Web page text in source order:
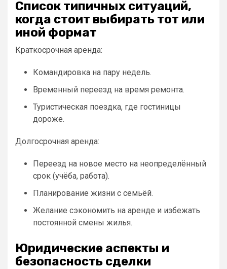
Список типичных ситуаций,
когда стоит выбирать тот или
иной формат
Краткосрочная аренда:
Командировка на пару недель.
Временный переезд на время ремонта.
Туристическая поездка, где гостиницы
дороже.
Долгосрочная аренда:
Переезд на новое место на неопределённый
срок (учёба, работа).
Планирование жизни с семьёй.
Желание сэкономить на аренде и избежать
постоянной смены жилья.
Юридические аспекты и
безопасность сделки